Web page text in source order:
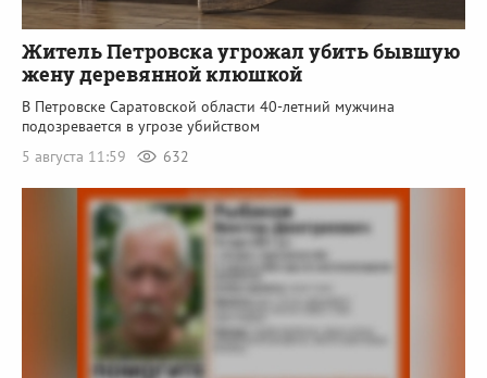
Житель Петровска угрожал убить бывшую
жену деревянной клюшкой
В Петровске Саратовской области 40-летний мужчина
подозревается в угрозе убийством
5 августа 11:59
632